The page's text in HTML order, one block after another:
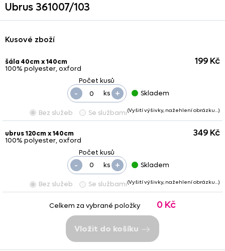
Ubrus 361007/103
Kusové zboží
šála 40cm x 140cm
100% polyester, oxford
ks +
-
199 Kč
Skladem
Bez služeb Se službami(Vyšití výšivky, nažehlení obrázku…)
ubrus 120cm x 140cm
100% polyester, oxford
ks +
-
349 Kč
Skladem
Bez služeb Se službami(Vyšití výšivky, nažehlení obrázku…)
Celkem za vybrané položky 0 Kč
Vložit do košíku